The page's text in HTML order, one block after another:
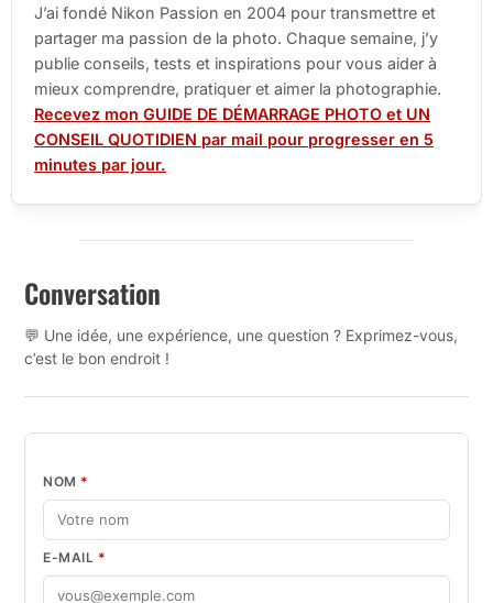
J’ai fondé Nikon Passion en 2004 pour transmettre et
partager ma passion de la photo. Chaque semaine, j’y
publie conseils, tests et inspirations pour vous aider à
mieux comprendre, pratiquer et aimer la photographie.
Recevez mon GUIDE DE DÉMARRAGE PHOTO et UN
CONSEIL QUOTIDIEN par mail pour progresser en 5
minutes par jour.
Conversation
💬 Une idée, une expérience, une question ? Exprimez-vous,
c’est le bon endroit !
NOM *
E-MAIL *